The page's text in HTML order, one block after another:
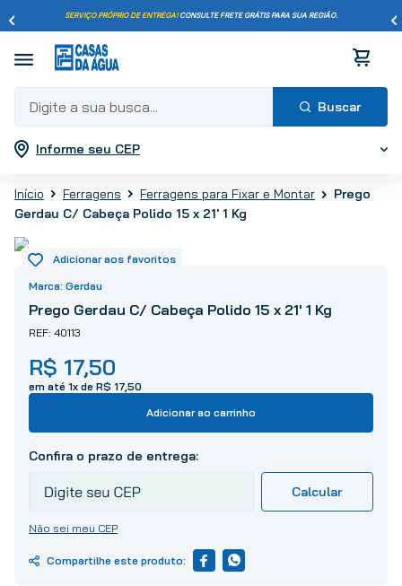
SERVIÇO PRÓPRIO DE ENTREGA!CONSULTE FRETE GRÁTIS PARA SUA REGIÃO.
Digite a sua busca...
Informe seu CEP
Ferragens Ferragens para Fixar e Montar
Prego
Gerdau C/ Cabeça Polido 15 x 21' 1 Kg
Gerdau
Prego Gerdau C/ Cabeça Polido 15 x 21' 1 Kg
40113
R$ 17,50
em até 1x de R$ 17,50
Adicionar ao carrinho
Não sei meu CEP
Termos mais buscados
2
porcelanato
4
º
revestimento
5º
vaso sanitário
6º
torneira
7º
chuveiro
8º
cimento
9 º
telha